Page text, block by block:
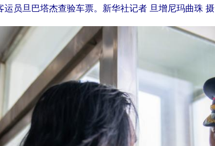
运员旦巴塔杰查验车票。新华社记者 旦增尼玛曲珠 摄